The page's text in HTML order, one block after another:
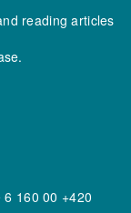
reading articles
6 160 00 +420